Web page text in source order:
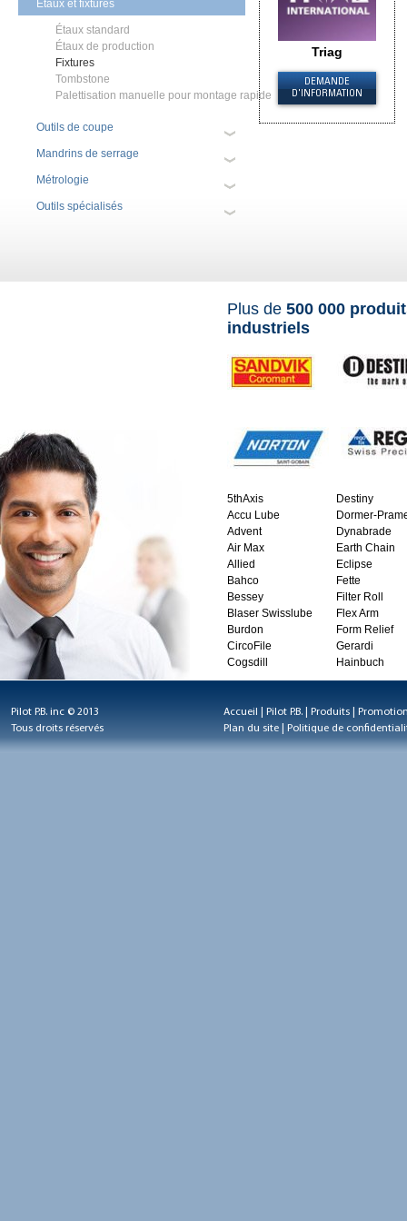
Étaux et fixtures
Étaux standard
Étaux de production
Fixtures
Tombstone
Palettisation manuelle pour montage rapide
Outils de coupe
Mandrins de serrage
Métrologie
Outils spécialisés
Triag
DEMANDE
D'INFORMATION
Plus de 500 000
industriels
5thAxis
Accu Lube
Advent
Air Max
Allied
Bahco
Bessey
Blaser Swisslube
Burdon
CircoFile
Cogsdill
Destiny
Dormer-
Dynabrade
Earth Chain
Eclipse
Fette
Filter Roll
Flex Arm
Form Relief
Gerardi
Hainbuch
Pilot P.B. inc © 2013
Tous droits réservés
Accueil Pilot P.B.| Produits|
Plan du site
Politique de